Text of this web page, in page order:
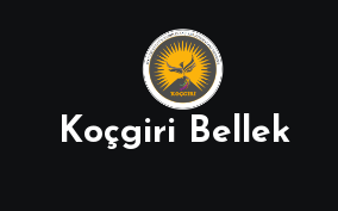
Koçgiri Bellek